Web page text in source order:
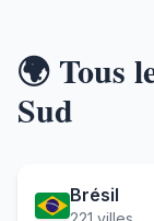
🌍 Tous
Sud
Brésil